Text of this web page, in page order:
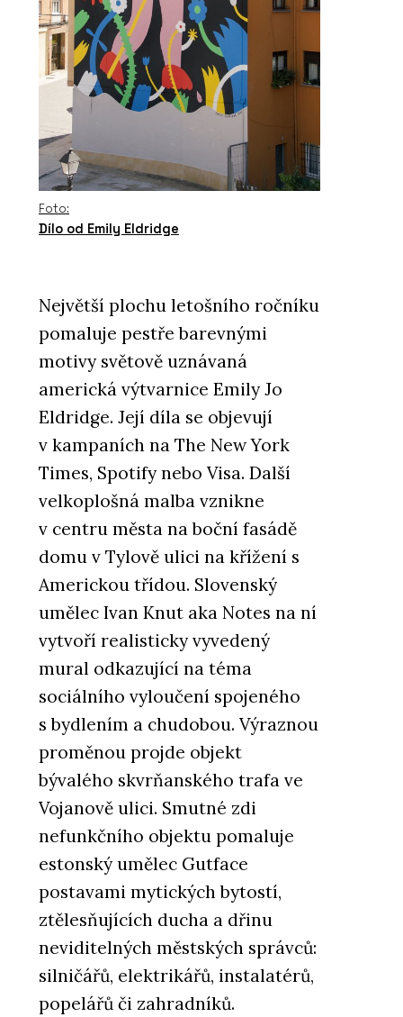
Foto:
Dílo od Emily Eldridge
Největší plochu letošního ročníku
pomaluje pestře barevnými
motivy světově uznávaná
americká výtvarnice Emily Jo
Eldridge. Její díla se objevují
v kampaních na The New York
Times, Spotify nebo Visa. Další
velkoplošná malba vznikne
v centru města na boční fasádě
domu v Tylově ulici na křížení s
Americkou třídou. Slovenský
umělec Ivan Knut aka Notes na ní
vytvoří realisticky vyvedený
mural odkazující na téma
sociálního vyloučení spojeného
s bydlením a chudobou. Výraznou
proměnou projde objekt
bývalého skvrňanského trafa ve
Vojanově ulici. Smutné zdi
nefunkčního objektu pomaluje
estonský umělec Gutface
postavami mytických bytostí,
ztělesňujících ducha a dřinu
neviditelných městských správců:
silničářů, elektrikářů, instalatérů,
popelářů či zahradníků.